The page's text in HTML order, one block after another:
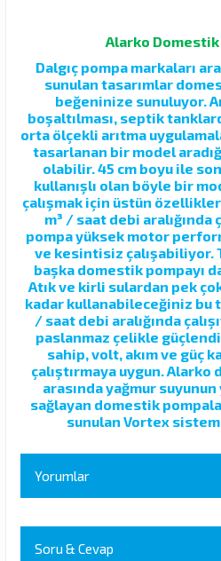
Alarko Domestik
Dalgıç pompa markaları
sunulan tasarımlar
beğeninize sunuluyor.
boşaltılması, septik
orta ölçekli arıtma
tasarlanan bir model
olabilir. 45 cm boyu ile
kullanışlı olan böyle bir
çalışmak için üstün
m³ / saat debi
pompa yüksek motor
ve kesintisiz çalışabiliyor.
başka domestik pompayı
Atık ve kirli sulardan pek
kadar kullanabileceğiniz bu
/ saat debi aralığında
paslanmaz çelikle
sahip, volt, akım ve güç
çalıştırmaya uygun. Alarko
arasında yağmur suyunun
sağlayan domestik
sunulan Vortex
Yorumlar
Soru & Cevap